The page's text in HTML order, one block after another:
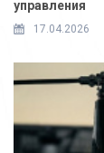
управления
17.04.2026